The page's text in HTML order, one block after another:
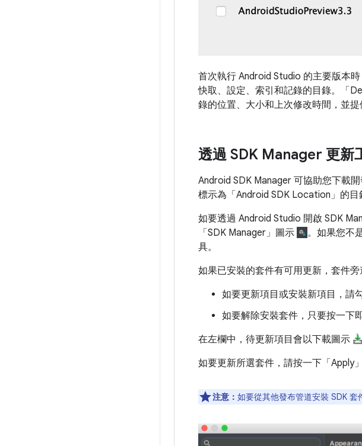
首次執行 Android Studio 的主要版本
快取、設定、索引和記錄的目錄。「
錄的位置、大小和上次修改時間，並提
透過 SDK Manager 更新
Android SDK Manager 可協助您下載
標示為「Android SDK Location」 的目
如要透過 Android Studio 開啟 SDK
「SDK Manager」 圖示 。如果您不
具。
如果已安裝的套件有可用更新，套件
如要更新項目或安裝新項目，請
如要解除安裝套件，只要按一下
在左欄中，待更新項目會以下載圖示
如要更新所選套件，請按一下「Apply」
注意： 如要從其他發布管道安裝 SDK